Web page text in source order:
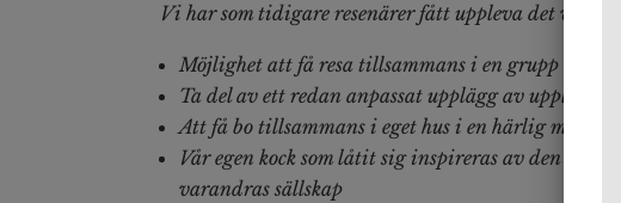
Vi har som tidigare resenärer fått uppleva det vi
Möjlighet att få resa tillsammans i en grupp och
Ta del av ett redan anpassat upplägg av
Att få bo tillsammans i eget hus i en härlig miljö
Vår egen kock som låtit sig inspireras av den
varandras sällskap